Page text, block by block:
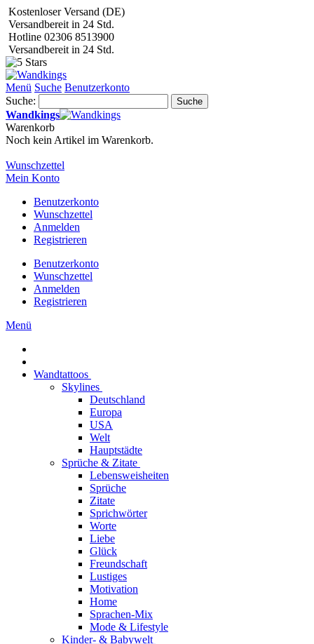
Kostenloser Versand (DE)
Versandbereit in 24 Std.
Hotline 02306 8513900
Versandbereit in 24 Std.
Menü Suche Benutzerkonto
Suche:
Suche
Wandkings
Warenkorb
Noch kein Artikel im Warenkorb.
Wunschzettel
Mein Konto
Benutzerkonto
Wunschzettel
Anmelden
Registrieren
Benutzerkonto
Wunschzettel
Anmelden
Registrieren
Menü
Wandtattoos
Skylines
Deutschland
Europa
USA
Welt
Hauptstädte
Sprüche & Zitate
Lebensweisheiten
Sprüche
Zitate
Sprichwörter
Worte
Liebe
Glück
Freundschaft
Lustiges
Motivation
Home
Sprachen-Mix
Mode & Lifestyle
Kinder- & Babywelt